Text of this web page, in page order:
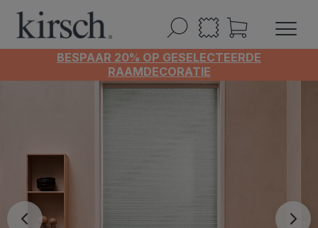
BESPAAR 20% OP GESELECTEERDE
RAAMDECORATIE